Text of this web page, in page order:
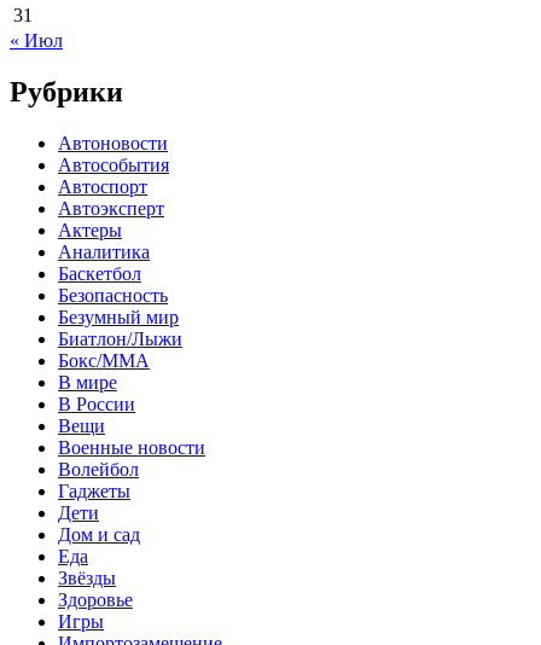
31
« Июл
Рубрики
Автоновости
Автособытия
Автоспорт
Автоэксперт
Актеры
Аналитика
Баскетбол
Безопасность
Безумный мир
Биатлон/Лыжи
Бокс/MMA
В мире
В России
Вещи
Военные новости
Волейбол
Гаджеты
Дети
Дом и сад
Еда
Звёзды
Здоровье
Игры